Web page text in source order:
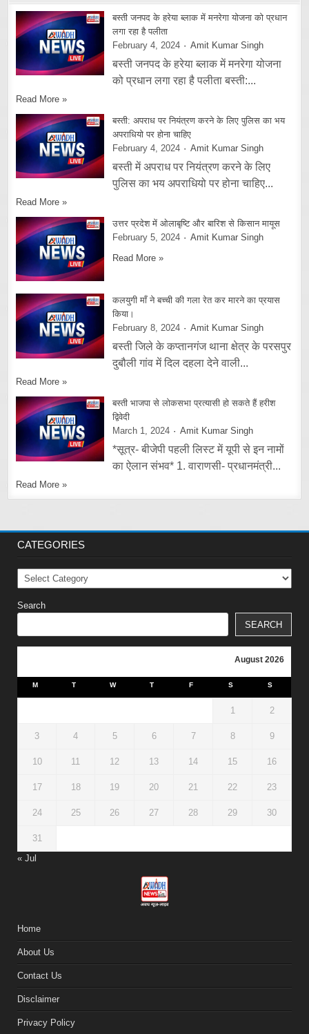
बस्ती जनपद के हरेया ब्लाक में मनरेगा योजना को प्रधान
लगा रहा है पलीता
February 4, 2024
Amit Kumar Singh
बस्ती जनपद के हरेया ब्लाक में मनरेगा योजना
को प्रधान लगा रहा है पलीता बस्ती:...
Read More »
बस्ती: अपराध पर नियंत्रण करने के लिए पुलिस का भय
अपराधियो पर होना चाहिए
February 4, 2024
Amit Kumar Singh
बस्ती में अपराध पर नियंत्रण करने के लिए
पुलिस का भय अपराधियो पर होना चाहिए...
Read More »
उत्तर प्रदेश में ओलाबृष्टि और बारिश से किसान मायूस
February 5, 2024
Amit Kumar Singh
Read More »
कलयुगी माँ ने बच्ची की गला रेत कर मारने का प्रयास
किया।
February 8, 2024
Amit Kumar Singh
बस्ती जिले के कप्तानगंज थाना क्षेत्र के परसपुर
दुबौली गांव में दिल दहला देने वाली...
Read More »
बस्ती भाजपा से लोकसभा प्रत्यासी हो सकते हैं हरीश
द्विवेदी
March 1, 2024
Amit Kumar Singh
*सूत्र- बीजेपी पहली लिस्ट में यूपी से इन नामों
का ऐलान संभव* 1. वाराणसी- प्रधानमंत्री...
Read More »
CATEGORIES
Categories
Search
SEARCH
August 2026
M T W T F S S
1 2
3 4 5 6 7 8 9
10 11 12 13 14 15 16
17 18 19 20 21 22 23
24 25 26 27 28 29 30
31
« Jul
Home
About Us
Contact Us
Disclaimer
Privacy Policy